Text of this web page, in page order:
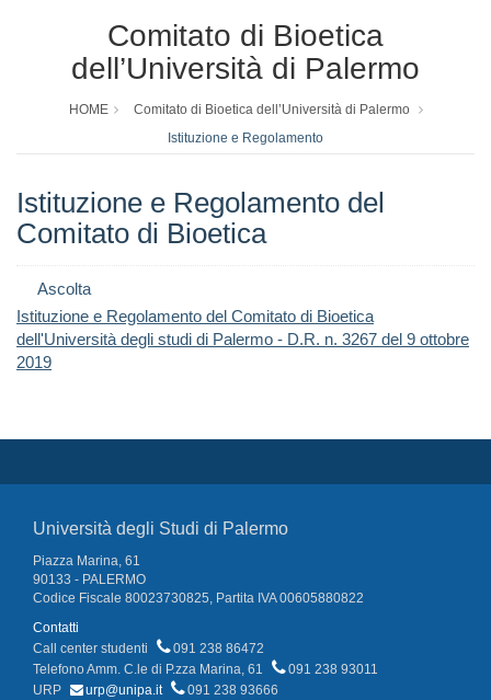
Comitato di Bioetica
dell’Università di Palermo
HOME
Comitato di Bioetica dell’Università di Palermo
Istituzione e Regolamento
Istituzione e Regolamento del
Comitato di Bioetica
Ascolta
Istituzione e Regolamento del Comitato di Bioetica
dell'Università degli studi di Palermo - D.R. n. 3267 del 9 ottobre
2019
Università degli Studi di Palermo
Piazza Marina, 61
90133 - PALERMO
Codice Fiscale 80023730825, Partita IVA 00605880822
Contatti
Call center studenti
091 238 86472
Telefono Amm. C.le di P.zza Marina, 61
091 238 93011
URP
urp@unipa.it
091 238 93666